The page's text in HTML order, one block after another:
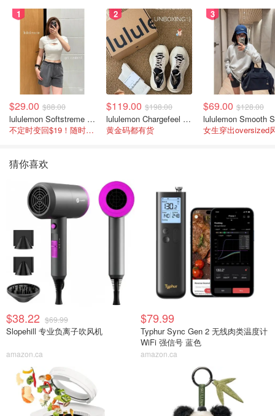
1
$29.00 $88.00
lululemon Softstreme 女士高腰短裤 10cm
不定时变回$19！随时点进来看
2
$119.00 $198.00
lululemon Chargefeel 3 男士运动鞋
黄金码都有货
3
$69.00 $128.00
女生穿出oversized
猜你喜欢
$38.22 $69.99
Slopehill 专业负离子吹风机
amazon.ca
$79.99
Typhur Sync Gen 2 无线肉类温度计
WiFi 强信号 蓝色
amazon.ca